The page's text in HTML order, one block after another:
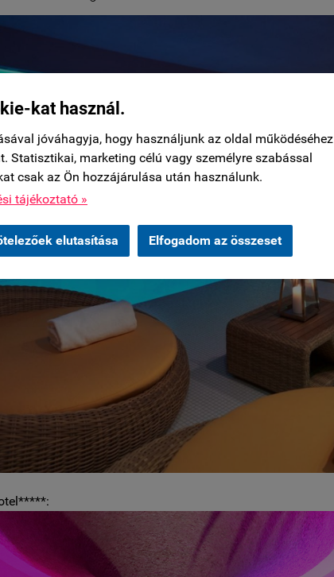
kat használ.
jóváhagyja, hogy használjunk az oldal működéséhez
Statisztikai, marketing célú vagy személyre szabással
csak az Ön hozzájárulása után használunk.
tájékoztató »
elutasítása Elfogadom az összeset